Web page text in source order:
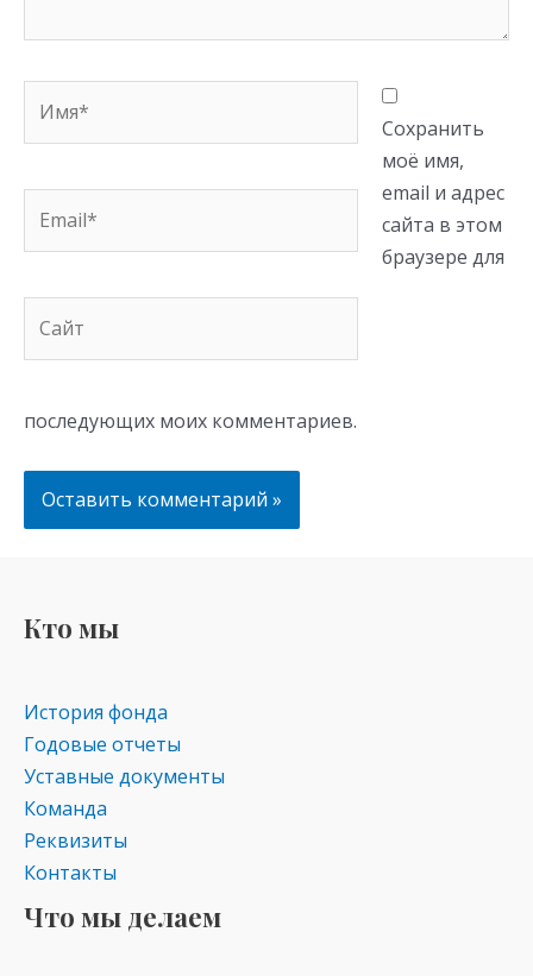
Сохранить
моё имя,
email и адрес
сайта в этом
браузере для
последующих моих комментариев.
Кто мы
История фонда
Годовые отчеты
Уставные документы
Команда
Реквизиты
Контакты
Что мы делаем